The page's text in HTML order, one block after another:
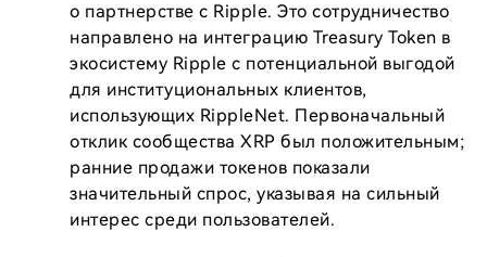
о партнерстве с Ripple. Это сотрудничество
направлено на интеграцию Treasury Token в
экосистему Ripple с потенциальной выгодой
для институциональных клиентов,
использующих RippleNet. Первоначальный
отклик сообщества XRP был положительным;
ранние продажи токенов показали
значительный спрос, указывая на сильный
интерес среди пользователей.